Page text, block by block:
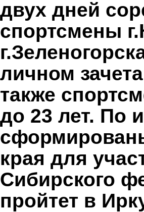
двух дней
спортсмены
личном
также
до 23 лет. По
края для
Сибирского
пройтет в